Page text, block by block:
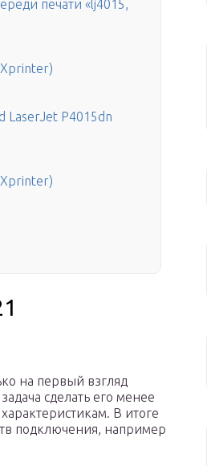
печати «lj4015,
P4015dn
на первый взгляд
сделать его менее
В итоге
подключения, например